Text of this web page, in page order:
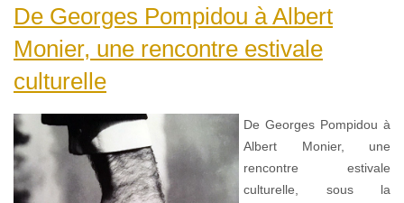
De Georges Pompidou à Albert
Monier, une rencontre estivale
culturelle
De Georges Pompidou à
Albert Monier, une
rencontre estivale
culturelle, sous la